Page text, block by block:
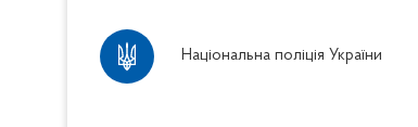
Національна поліція України